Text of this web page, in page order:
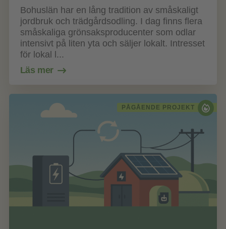
Bohuslän har en lång tradition av småskaligt
jordbruk och trädgårdsodling. I dag finns flera
småskaliga grönsaksproducenter som odlar
intensivt på liten yta och säljer lokalt. Intresset
för lokal l...
Läs mer
PÅGÅENDE PROJEKT